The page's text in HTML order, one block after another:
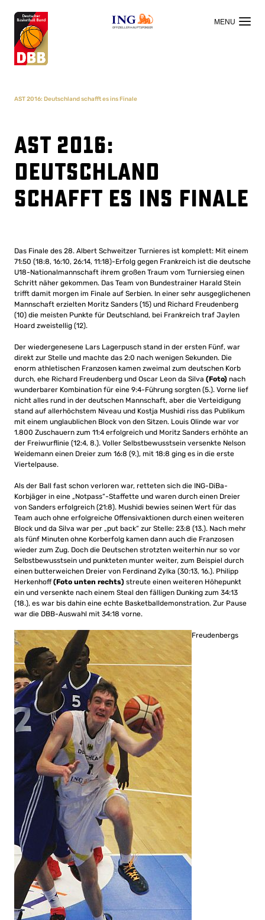
OFFIZIELLER HAUPTSPONSOR
AST 2016: Deutschland schafft es ins Finale
AST 2016:
Deutschland
schafft es ins Finale
Das Finale des 28. Albert Schweitzer Turnieres ist komplett: Mit einem
71:50 (18:8, 16:10, 26:14, 11:18)-Erfolg gegen Frankreich ist die deutsche
U18-Nationalmannschaft ihrem großen Traum vom Turniersieg einen
Schritt näher gekommen. Das Team von Bundestrainer Harald Stein
trifft damit morgen im Finale auf Serbien. In einer sehr ausgeglichenen
Mannschaft erzielten Moritz Sanders (15) und Richard Freudenberg
(10) die meisten Punkte für Deutschland, bei Frankreich traf Jaylen
Hoard zweistellig (12).
Der wiedergenesene Lars Lagerpusch stand in der ersten Fünf, war
direkt zur Stelle und machte das 2:0 nach wenigen Sekunden. Die
enorm athletischen Franzosen kamen zweimal zum deutschen Korb
durch, ehe Richard Freudenberg und Oscar Leon da Silva (Foto) nach
wunderbarer Kombination für eine 9:4-Führung sorgten (5.). Vorne lief
nicht alles rund in der deutschen Mannschaft, aber die Verteidigung
stand auf allerhöchstem Niveau und Kostja Mushidi riss das Publikum
mit einem unglaublichen Block von den Sitzen. Louis Olinde war vor
1.800 Zuschauern zum 11:4 erfolgreich und Moritz Sanders erhöhte an
der Freiwurflinie (12:4, 8.). Voller Selbstbewusstsein versenkte Nelson
Weidemann einen Dreier zum 16:8 (9.), mit 18:8 ging es in die erste
Viertelpause.
Als der Ball fast schon verloren war, retteten sich die ING-DiBa-
Korbjäger in eine „Notpass“-Staffette und waren durch einen Dreier
von Sanders erfolgreich (21:8). Mushidi bewies seinen Wert für das
Team auch ohne erfolgreiche Offensivaktionen durch einen weiteren
Block und da Silva war per „put back“ zur Stelle: 23:8 (13.). Nach mehr
als fünf Minuten ohne Korberfolg kamen dann auch die Franzosen
wieder zum Zug. Doch die Deutschen strotzten weiterhin nur so vor
Selbstbewusstsein und punkteten munter weiter, zum Beispiel durch
einen butterweichen Dreier von Ferdinand Zylka (30:13, 16.). Philipp
Herkenhoff(Foto unten rechts) streute einen weiteren Höhepunkt
ein und versenkte nach einem Steal den fälligen Dunking zum 34:13
(18.), es war bis dahin eine echte Basketballdemonstration. Zur Pause
war die DBB-Auswahl mit 34:18 vorne.
Freudenbergs